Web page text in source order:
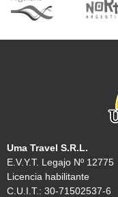
Uma Travel S.R.L.
E.V.Y.T. Legajo Nº 12775
Licencia habilitante
C.U.I.T.: 30-71502537-6